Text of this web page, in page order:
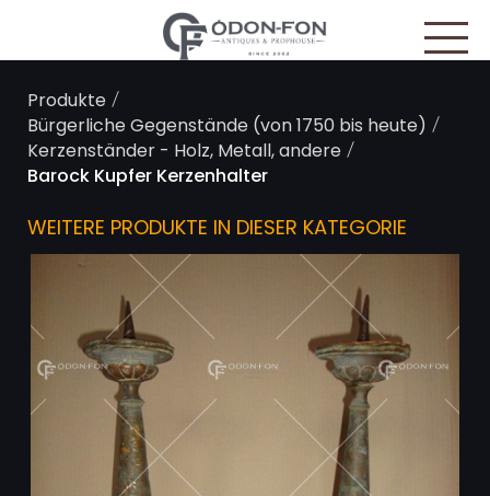
Produkte/
Bürgerliche Gegenstände (von 1750 bis heute) /
Kerzenständer - Holz, Metall, andere/
Barock Kupfer Kerzenhalter
WEITERE PRODUKTE IN DIESER KATEGORIE